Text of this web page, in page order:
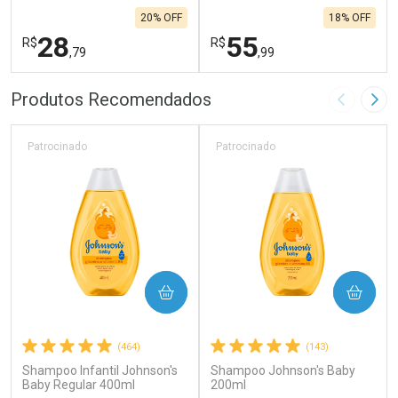
R$28,79
20% OFF
FECHAR
Laboratório
Ativar Desconto
FECHAR
Por Menos
R$55,99
18% OFF
Laboratório
Ativar Desconto
Por Menos
Produtos Recomendados Imagem
(464)
Shampoo Infantil Johnson's
Baby Regular 400ml
Patrocinado
COMPRAR
(143)
Shampoo Johnson's Baby
200ml
Patrocinado
COMPRAR